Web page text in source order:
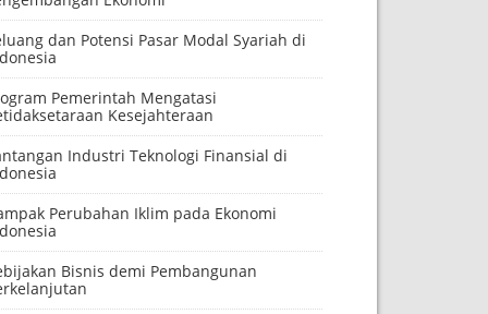
dan Potensi Pasar Modal Syariah di
Pemerintah Mengatasi
Kesejahteraan
Industri Teknologi Finansial di
Perubahan Iklim pada Ekonomi
Bisnis demi Pembangunan